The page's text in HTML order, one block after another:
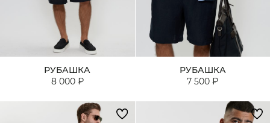
РУБАШКА
8 000 ₽
РУБАШКА
7 500 ₽